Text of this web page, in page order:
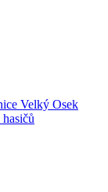
Velký Osek